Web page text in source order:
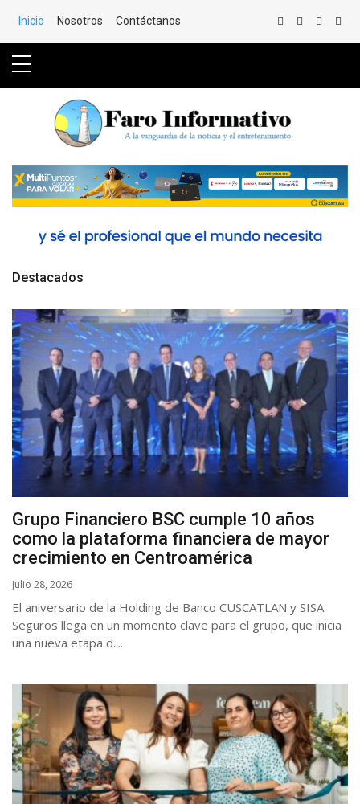
Inicio Nosotros Contáctanos
Destacados
Grupo Financiero BSC cumple 10 años
como la plataforma financiera de mayor
crecimiento en Centroamérica
Julio 28, 2026
El aniversario de la Holding de Banco CUSCATLAN y SISA
Seguros llega en un momento clave para el grupo, que inicia
una nueva etapa d....